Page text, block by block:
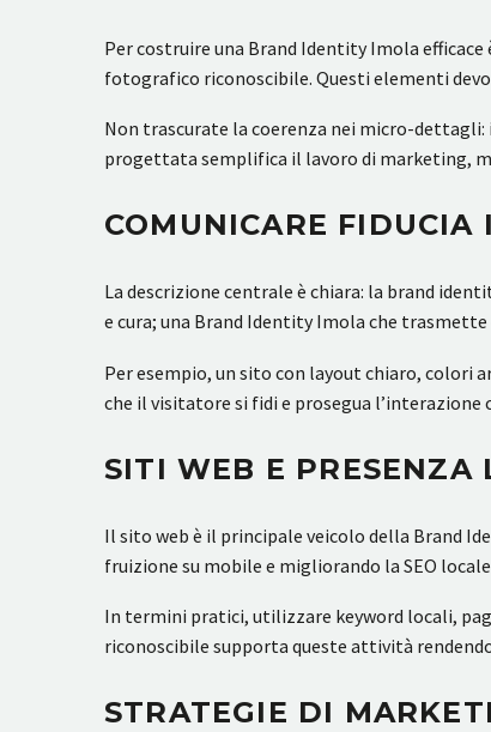
Per costruire una Brand Identity Imola
fotografico riconoscibile. Questi elementi
Non trascurate la coerenza nei micro-
progettata semplifica il lavoro di marketing,
COMUNICARE FIDUCIA
La descrizione centrale è chiara: la brand
e cura; una Brand Identity Imola che
Per esempio, un sito con layout chiaro, colori
che il visitatore si fidi e prosegua l’interazione
SITI WEB E PRESENZA
Il sito web è il principale veicolo della Brand
fruizione su mobile e migliorando la SEO
In termini pratici, utilizzare keyword locali,
riconoscibile supporta queste attività
STRATEGIE DI